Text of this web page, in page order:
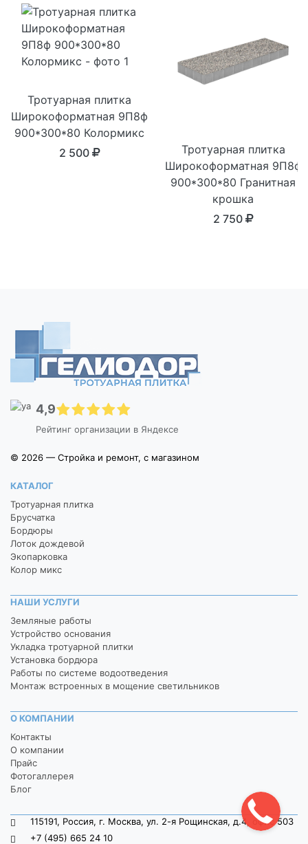
Тротуарная плитка
Широкоформатная 9П8ф
900*300*80 Колормикс
2 500
Тротуарная плитка
Широкоформатная 9П8ф
900*300*80 Гранитная
крошка
2 750
4,9
Рейтинг организации в Яндексе
© 2026 — Стройка и ремонт, с магазином
КАТАЛОГ
Тротуарная плитка
Брусчатка
Бордюры
Лоток дождевой
Экопарковка
Колор микс
НАШИ УСЛУГИ
Земляные работы
Устройство основания
Укладка тротуарной плитки
Установка бордюра
Работы по системе водоотведения
Монтаж встроенных в мощение светильников
О КОМПАНИИ
Контакты
О компании
Прайс
Фотогаллерея
Блог
115191, Россия, г. Москва, ул. 2-я Рощинская, д.4, офис 503
+7 (495) 665 24 10